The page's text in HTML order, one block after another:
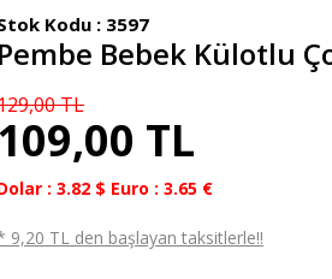
Kodu : 3597
Pembe Bebek Külotlu
TL
109,00 TL
: 3.82 $ Euro : 3.65 €
9,20 TL den başlayan taksitlerle!!